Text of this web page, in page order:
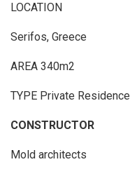
LOCATION
Serifos, Greece
AREA 340m2
TYPE Private Residence
CONSTRUCTOR
Mold architects